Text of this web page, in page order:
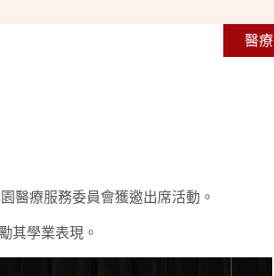
醫療
醫療服務委員會獲邀出席活動。
其學業表現。